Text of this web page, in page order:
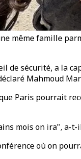
même famille
de sécurité, a la
Mahmoud
Paris pourrait
mois on ira", a-t-
où on